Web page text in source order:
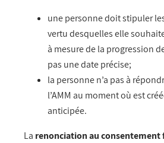
une personne doit stipuler
vertu desquelles elle
à mesure de la progression
pas une date précise;
la personne n’a pas à
l’AMM au moment où est
anticipée.
La renonciation au consentement